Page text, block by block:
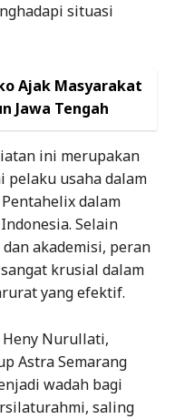
situasi
Ajak Masyarakat
Jawa Tengah
ini merupakan
pelaku usaha dalam
dalam
Selain
akademisi, peran
krusial dalam
yang efektif.
Heny Nurullati,
Astra Semarang
wadah bagi
saling